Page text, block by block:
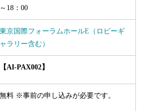
～18：00
東京国際フォーラムホールE（ロビーギ
ャラリー含む）
【AI-PAX002】
無料 ※事前の申し込みが必要です。